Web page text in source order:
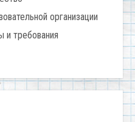
организации
и требования